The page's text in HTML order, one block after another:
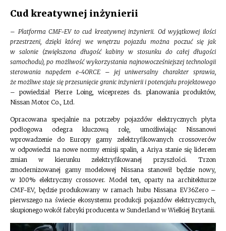
Cud kreatywnej inżynierii
– Platforma CMF-EV to cud kreatywnej inżynierii. Od wyjątkowej ilości
przestrzeni, dzięki której we wnętrzu pojazdu można poczuć się jak
w salonie (zwiększona długość kabiny w stosunku do całej długości
samochodu), po możliwość wykorzystania najnowocześniejszej technologii
sterowania napędem e-4ORCE – jej uniwersalny charakter sprawia,
że możliwe staje się przesunięcie granic inżynierii i potencjału projektowego
– powiedział Pierre Loing, wiceprezes ds. planowania produktów,
Nissan Motor Co., Ltd.
Opracowana specjalnie na potrzeby pojazdów elektrycznych płyta
podłogowa odegra kluczową rolę, umożliwiając Nissanowi
wprowadzenie do Europy gamy zelektryfikowanych crossoverów
w odpowiedzi na nowe normy emisji spalin, a Ariya stanie się liderem
zmian w kierunku zelektryfikowanej przyszłości. Trzon
zmodernizowanej gamy modelowej Nissana stanowił będzie nowy,
w 100% elektryczny crossover. Model ten, oparty na architekturze
CMF-EV, będzie produkowany w ramach hubu Nissana EV36Zero –
pierwszego na świecie ekosystemu produkcji pojazdów elektrycznych,
skupionego wokół fabryki producenta w Sunderland w Wielkiej Brytanii.